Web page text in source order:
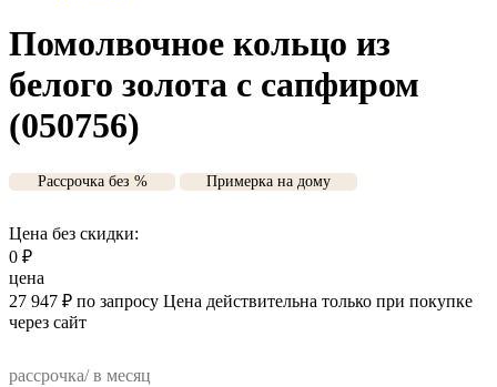
Помолвочное кольцо из
белого золота с сапфиром
(050756)
Рассрочка без % Примерка на дому
Цена без скидки:
0 ₽
цена
27 947 ₽ по запросу Цена действительна только при покупке
через сайт
рассрочка/ в месяц